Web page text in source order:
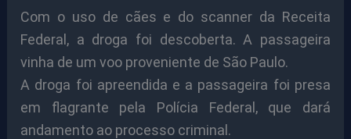
Com o uso de cães e do scanner da Receita
Federal, a droga foi descoberta. A passageira
vinha de um voo proveniente de São Paulo.
A droga foi apreendida e a passageira foi presa
em flagrante pela Polícia Federal, que dará
andamento ao processo criminal.